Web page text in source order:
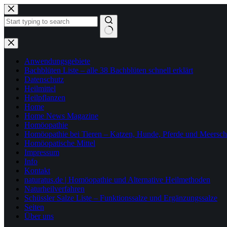
Zum
Inhalt
springen
Keine
Ergebnisse
Anwendungsgebiete
Bachblüten Liste – alle 38 Bachblüten schnell erklärt
Datenschutz
Heilmittel
Heilpflanzen
Home
Home News Magazine
Homöopathie
Homöopathie bei Tieren – Katzen, Hunde, Pferde und
Homöopatische Mittel
Impressum
Info
Kontakt
naturatus.de | Homöopathie und Alternative Heilmethoden
Naturheilverfahren
Schüssler Salze Liste – Funktionssalze und Ergänzungssalze
Seiten
Über uns